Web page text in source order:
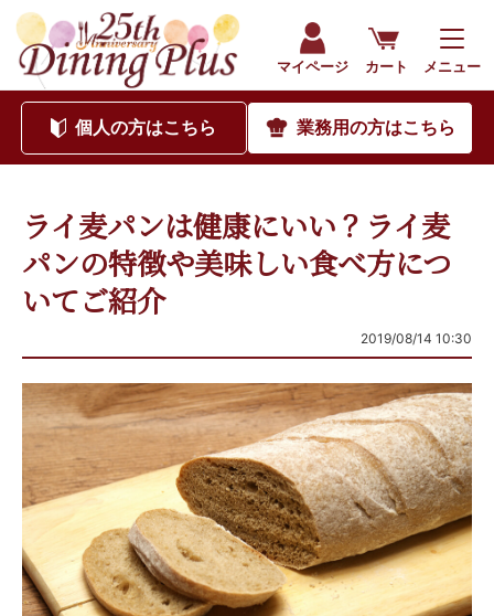
マイページ カート メニュー
個人の方はこちら 業務用の方はこちら
ライ麦パンは健康にいい？ライ麦
パンの特徴や美味しい食べ方につ
いてご紹介
2019/08/14 10:30